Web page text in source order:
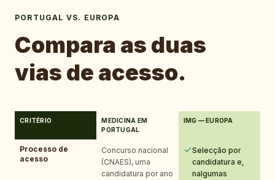
PORTUGAL VS. EUROPA
Compara as duas
vias de acesso.
CRITÉRIO
MEDICINA EM
PORTUGAL
IMG — EUROPA
Processo de
acesso
Concurso nacional
(CNAES), uma
candidatura por ano
Selecção por
candidatura e,
nalgumas